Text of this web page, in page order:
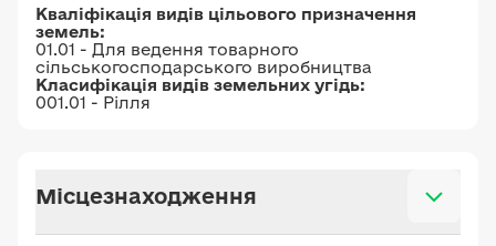
Кваліфікація видів цільового призначення
земель:
01.01 - Для ведення товарного
сільськогосподарського виробництва
Класифікація видів земельних угідь:
001.01 - Рілля
Місцезнаходження